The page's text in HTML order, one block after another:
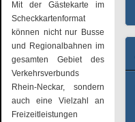
Mit der Gästekarte im
Scheckkartenformat
können nicht nur Busse
und Regionalbahnen im
gesamten Gebiet des
Verkehrsverbunds
Rhein-Neckar, sondern
auch eine Vielzahl an
Freizeitleistungen